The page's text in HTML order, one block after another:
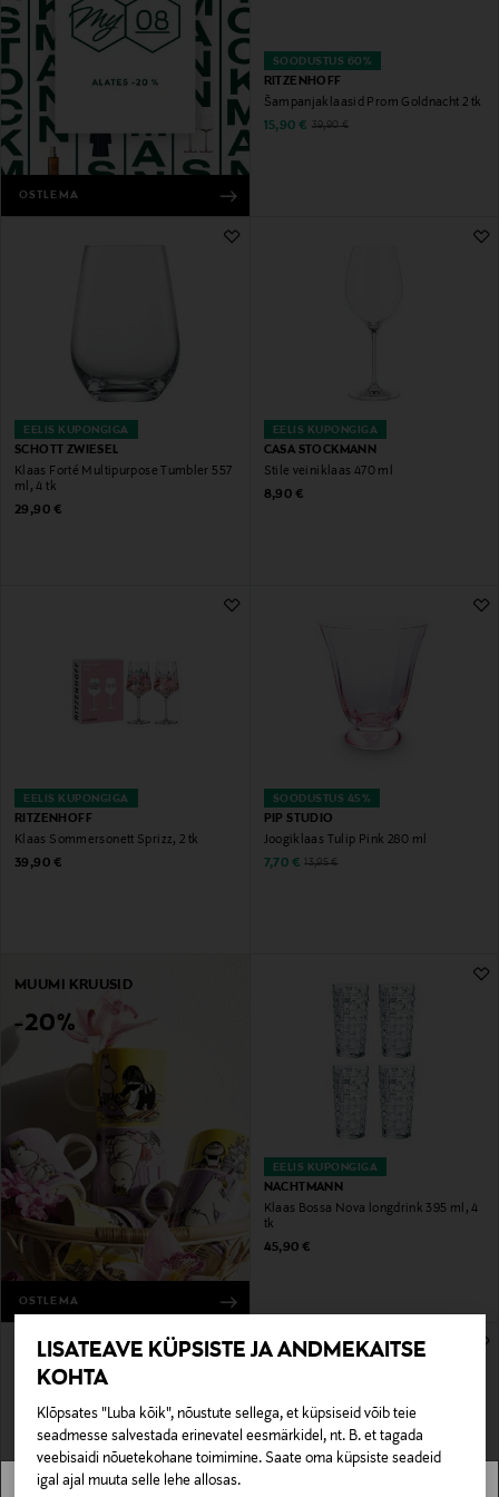
LISATEAVE KÜPSISTE JA ANDMEKAITSE
KOHTA
Klõpsates "Luba kõik", nõustute sellega, et küpsiseid võib teie
seadmesse salvestada erinevatel eesmärkidel, nt. B. et tagada
veebisaidi nõuetekohane toimimine. Saate oma küpsiste seadeid
igal ajal muuta selle lehe allosas.
OSTLEMA
SOODUSTUS 60%
RITZENHOFF
Šampanjaklaasid Prom Goldnacht 2 tk
Discounted Price
15,90 € Original Price
39,90 €
EELIS KUPONGIGA
SCHOTT ZWIESEL
Klaas Forté Multipurpose Tumbler 557
ml, 4 tk
Original Price
29,90 €
EELIS KUPONGIGA
CASA STOCKMANN
Stile veiniklaas 470 ml
Original Price
8,90 €
EELIS KUPONGIGA
RITZENHOFF
Klaas Sommersonett Sprizz, 2 tk
Original Price
39,90 €
SOODUSTUS 45%
PIP STUDIO
Joogiklaas Tulip Pink 280 ml
Discounted Price
7,70 € Original Price
13,95 €
MUUMI KRUUSID
-20%
OSTLEMA
EELIS KUPONGIGA
NACHTMANN
Klaas Bossa Nova longdrink 395 ml, 4
tk
Original Price
45,90 €